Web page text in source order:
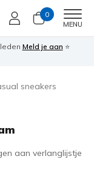
0
MENU
Meld je aan ⭐
sneakers
aan verlanglijstje